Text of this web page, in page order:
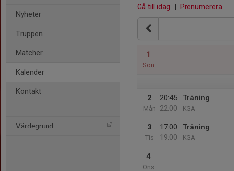
Nyheter
Truppen
Matcher
Kalender
Kontakt
Värdegrund
Gå till idag | Prenumerera
1
Sön
2
Mån
20:45
22:00
Träning
KGA
3
Tis
17:00
19:00
Träning
KGA
4
Ons